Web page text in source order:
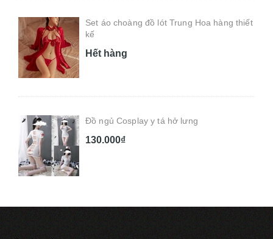
Set áo choàng đồ lót Trung Hoa hàng thiết
kế
Hết hàng
Đồ ngủ Cosplay y tá hở lưng
130.000₫